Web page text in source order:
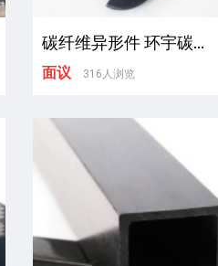
碳纤维异形件 环宇碳...
面议 316人浏览